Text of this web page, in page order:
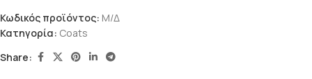
Κωδικός προϊόντος: Μ/Δ
Κατηγορία: Coats
Share: